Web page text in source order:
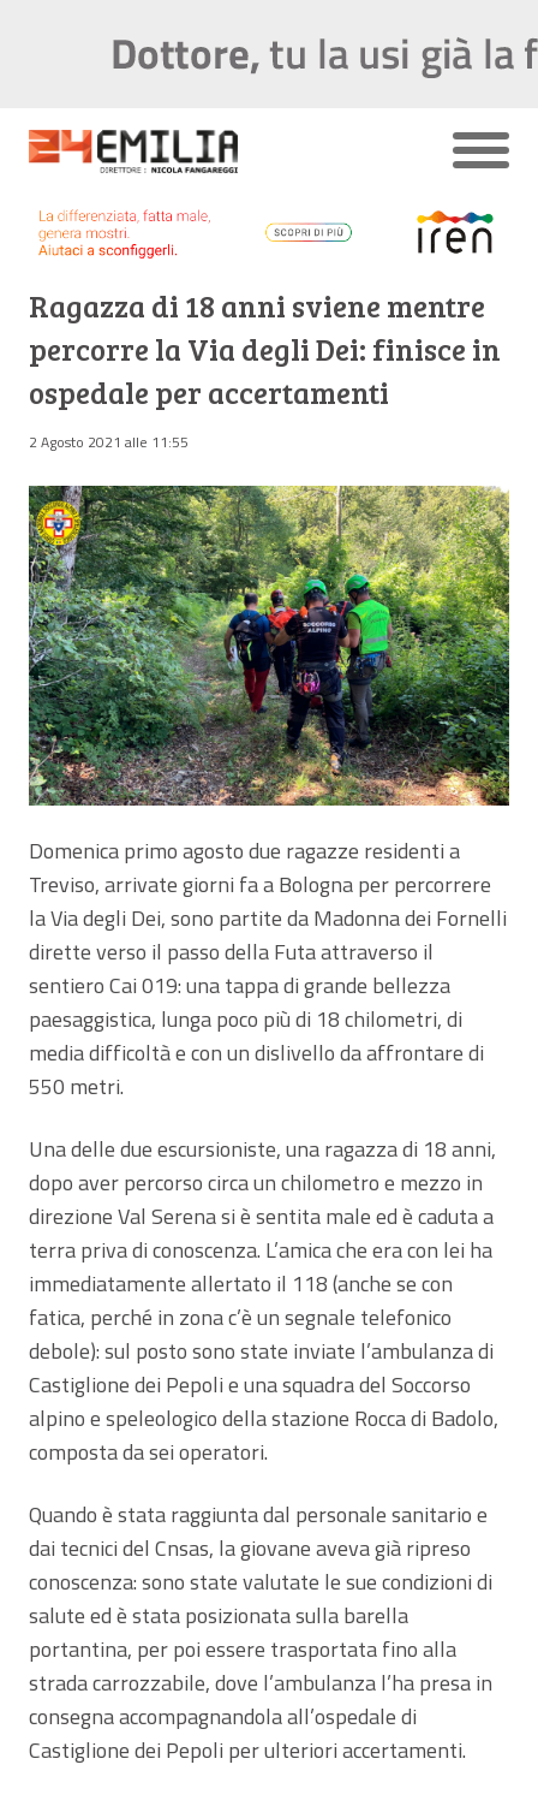
Ragazza di 18 anni sviene mentre
percorre la Via degli Dei: finisce in
ospedale per accertamenti
2 Agosto 2021 alle 11:55
Domenica primo agosto due ragazze residenti a
Treviso, arrivate giorni fa a Bologna per percorrere
la Via degli Dei, sono partite da Madonna dei Fornelli
dirette verso il passo della Futa attraverso il
sentiero Cai 019: una tappa di grande bellezza
paesaggistica, lunga poco più di 18 chilometri, di
media difficoltà e con un dislivello da affrontare di
550 metri.
Una delle due escursioniste, una ragazza di 18 anni,
dopo aver percorso circa un chilometro e mezzo in
direzione Val Serena si è sentita male ed è caduta a
terra priva di conoscenza. L’amica che era con lei ha
immediatamente allertato il 118 (anche se con
fatica, perché in zona c’è un segnale telefonico
debole): sul posto sono state inviate l’ambulanza di
Castiglione dei Pepoli e una squadra del Soccorso
alpino e speleologico della stazione Rocca di Badolo,
composta da sei operatori.
Quando è stata raggiunta dal personale sanitario e
dai tecnici del Cnsas, la giovane aveva già ripreso
conoscenza: sono state valutate le sue condizioni di
salute ed è stata posizionata sulla barella
portantina, per poi essere trasportata fino alla
strada carrozzabile, dove l’ambulanza l’ha presa in
consegna accompagnandola all’ospedale di
Castiglione dei Pepoli per ulteriori accertamenti.